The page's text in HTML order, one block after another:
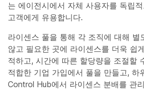
는 에이전시에서 자체 사용자를 독립
고객에게 유용합니다.
라이센스 풀을 통해 각 조직에 대해 별
않고 필요한 곳에 라이센스를 더욱 쉽
적하고, 시간에 따른 할당량을 조절할
적합한 기업 가입에서 풀을 만들고, 하
Control Hub에서 라이센스 분배를 관